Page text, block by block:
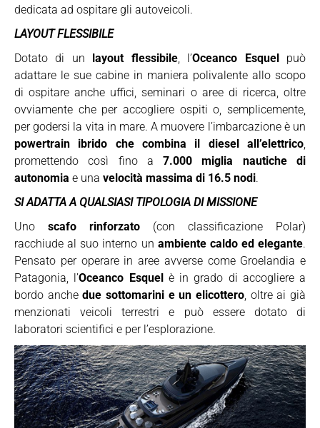
dedicata ad ospitare gli autoveicoli.
LAYOUT FLESSIBILE
Dotato di un layout flessibile, l’Oceanco Esquelpuò
adattare le sue cabine in maniera polivalente allo scopo
di ospitare anche uffici, seminari o aree di ricerca, oltre
ovviamente che per accogliere ospiti o, semplicemente,
per godersi la vita in mare. A muovere l’imbarcazione è un
powertrain ibrido che combina il diesel all’elettrico,
promettendo così fino a7.000 miglia nautiche di
autonomia e una velocità massima di 16.5 nodi.
SI ADATTA A QUALSIASI TIPOLOGIA DI MISSIONE
Uno scafo rinforzato (con classificazione Polar)
racchiude al suo interno un ambiente caldo ed elegante.
Pensato per operare in aree avverse come Groelandia e
Patagonia, l’Oceanco Esquelè in grado di accogliere a
bordo anchedue sottomarini e un elicottero, oltre ai già
menzionati veicoli terrestri e può essere dotato di
laboratori scientifici e per l’esplorazione.